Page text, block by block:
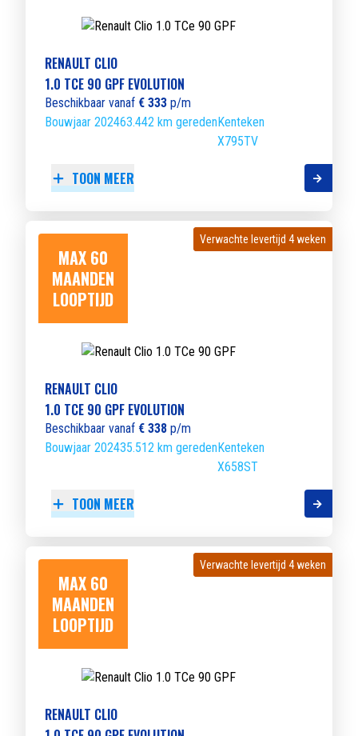
RENAULT CLIO
1.0 TCE 90 GPF EVOLUTION
Beschikbaar vanaf € 333 p/m
Bouwjaar 202463.442 km geredenKenteken
X795TV
TOON MEER
MAX 60
MAANDEN
LOOPTIJD
Verwachte levertijd 4 weken
Verwachte levertijd 4 weken
RENAULT CLIO
1.0 TCE 90 GPF EVOLUTION
Beschikbaar vanaf € 338 p/m
Bouwjaar 202435.512 km geredenKenteken
X658ST
TOON MEER
MAX 60
MAANDEN
LOOPTIJD
Verwachte levertijd 4 weken
Verwachte levertijd 4 weken
RENAULT CLIO